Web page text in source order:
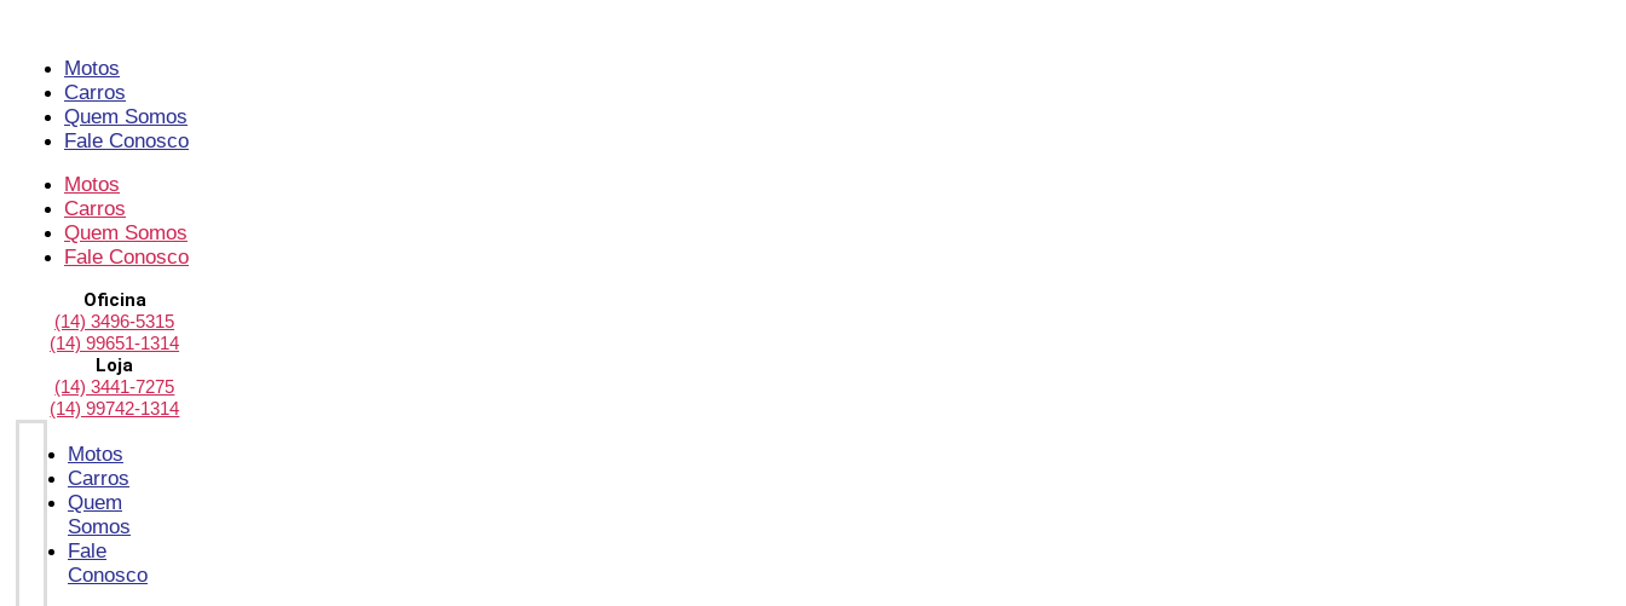
conteúdo
Motos
Carros
Quem Somos
Fale Conosco
Motos
Carros
Quem Somos
Fale Conosco
Oficina
(14) 3496-5315
(14) 99651-1314
Loja
(14) 3441-7275
(14) 99742-1314
Motos
Carros
Quem
Somos
Fale
Conosco